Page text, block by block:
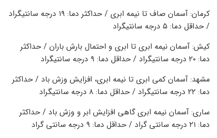
کرمان: آسمان صاف تا نیمه ابری / حداکثر دما: ۱۹ درجه سانتیگراد
/ حداقل دما: ۵ درجه سانتیگراد
کیش: آسمان نیمه ابری تا ابری و احتمال بارش باران / حداکثر
دما: ۲۰ درجه سانتیگراد / حداقل دما: ۹ درجه سانتیگراد
مشهد: آسمان کمی ابری تا نیمه ابری، افزایش وزش باد / حداکثر
دما: ۲۲ درجه سانتیگراد / حداقل دما: ۸ درجه سانتیگراد
ساری: آسمان نیمه ابری گاهی افزایش ابر و وزش باد / حداکثر
دما: ۲۱ درجه سانتی گراد / حداقل دما: ۹ درجه سانتی گراد